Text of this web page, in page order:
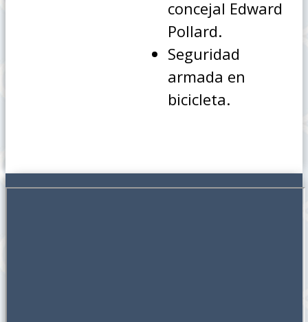
concejal Edward
Pollard.
Seguridad
armada en
bicicleta.